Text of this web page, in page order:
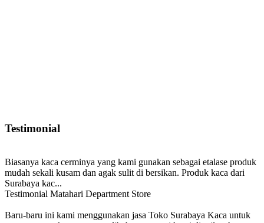
Testimonial
Biasanya kaca cerminya yang kami gunakan sebagai etalase produk
mudah sekali kusam dan agak sulit di bersikan. Produk kaca dari
Surabaya kac...
Testimonial Matahari Department Store
Baru-baru ini kami menggunakan jasa Toko Surabaya Kaca untuk